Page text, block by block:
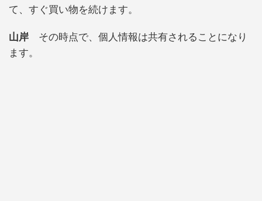
て、すぐ買い物を続けます。
山岸 その時点で、個人情報は共有されることになり
ます。